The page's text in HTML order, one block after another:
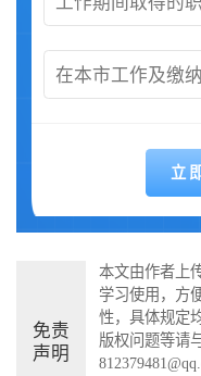
免责
声明
本文由作者上
学习使用，方
性，具体规定
版权问题等请